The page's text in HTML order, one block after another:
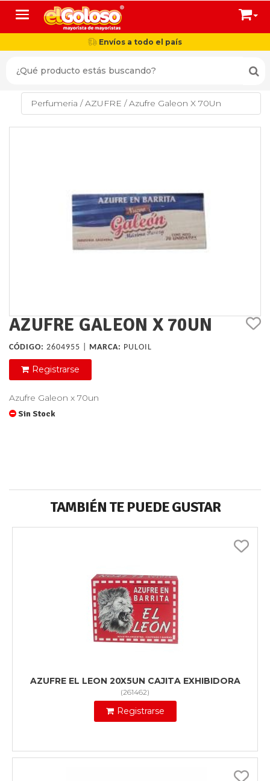
Toggle navigation
Envíos a todo el país
Perfumeria /AZUFRE / Azufre Galeon X 70Un
AZUFRE GALEON X 70UN
CÓDIGO: 2604955 | MARCA: PULOIL
Registrarse
Azufre Galeon x 70un
Sin Stock
TAMBIÉN TE PUEDE GUSTAR
AZUFRE EL LEON 20X5UN CAJITA EXHIBIDORA
(261462)
Registrarse